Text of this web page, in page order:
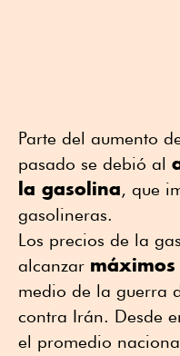
Parte del aumento
pasado se debió al
la gasolina, que
gasolineras.
Los precios de la
alcanzar
medio de la guerra
contra Irán. Desde
el promedio